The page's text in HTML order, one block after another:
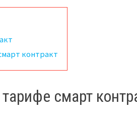
контракт
смарт